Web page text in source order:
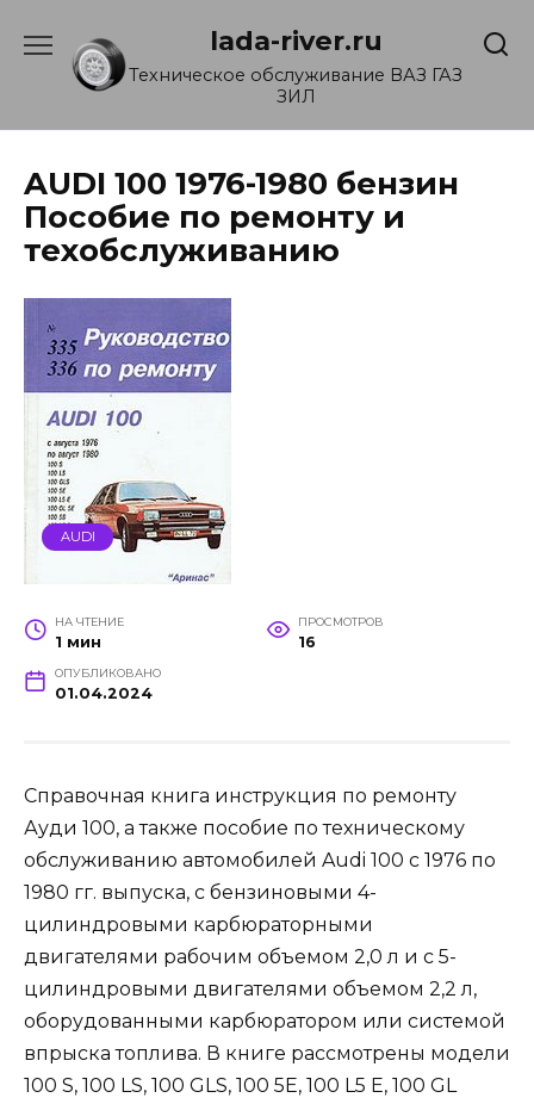
содержанию
lada-river.ru
Техническое обслуживание ВАЗ ГАЗ
ЗИЛ
AUDI 100 1976-1980 бензин
Пособие по ремонту и
техобслуживанию
AUDI
НА ЧТЕНИЕ
1 мин
ПРОСМОТРОВ
16
ОПУБЛИКОВАНО
01.04.2024
Справочная книга инструкция по ремонту
Ауди 100, а также пособие по техническому
обслуживанию автомобилей Audi 100 с 1976 по
1980 гг. выпуска, с бензиновыми 4-
цилиндровыми карбюраторными
двигателями рабочим объемом 2,0 л и с 5-
цилиндровыми двигателями объемом 2,2 л,
оборудованными карбюратором или системой
впрыска топлива. В книге рассмотрены модели
100 S, 100 LS, 100 GLS, 100 5E, 100 L5 E, 100 GL